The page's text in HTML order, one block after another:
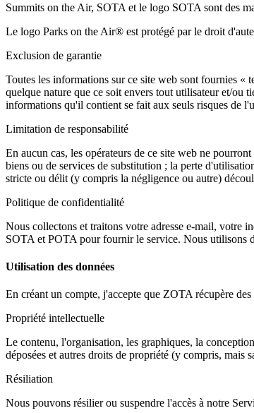
Summits on the Air, SOTA et le logo SOTA sont des
Le logo Parks on the Air® est protégé par le droit
Exclusion de garantie
Toutes les informations sur ce site web sont fournies «
quelque nature que ce soit envers tout utilisateur et/ou
informations qu'il contient se fait aux seuls risques de
Limitation de responsabilité
En aucun cas, les opérateurs de ce site web ne
biens ou de services de substitution ; la perte
stricte ou délit (y compris la négligence ou autre)
Politique de confidentialité
Nous collectons et traitons votre adresse e-mail, votre
SOTA et POTA pour fournir le service. Nous utilisons
Utilisation des données
En créant un compte, j'accepte que ZOTA récupère
Propriété intellectuelle
Le contenu, l'organisation, les graphiques, la
déposées et autres droits de propriété (y compris,
Résiliation
Nous pouvons résilier ou suspendre l'accès à notre